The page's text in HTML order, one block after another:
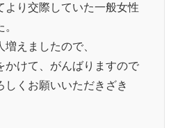
より交際していた一般女性
えましたので、
かけて、がんばりますので
くお願いいただきざき